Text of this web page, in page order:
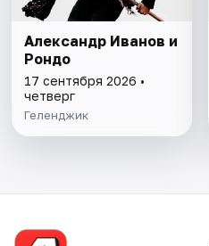
Александр Иванов и
Рондо
17 сентября 2026 •
четверг
Геленджик